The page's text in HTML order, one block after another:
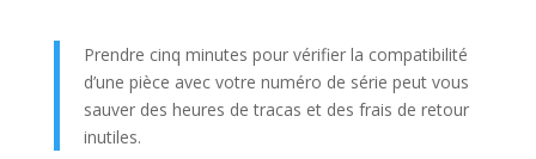
Prendre cinq minutes pour vérifier la compatibilité
d’une pièce avec votre numéro de série peut vous
sauver des heures de tracas et des frais de retour
inutiles.